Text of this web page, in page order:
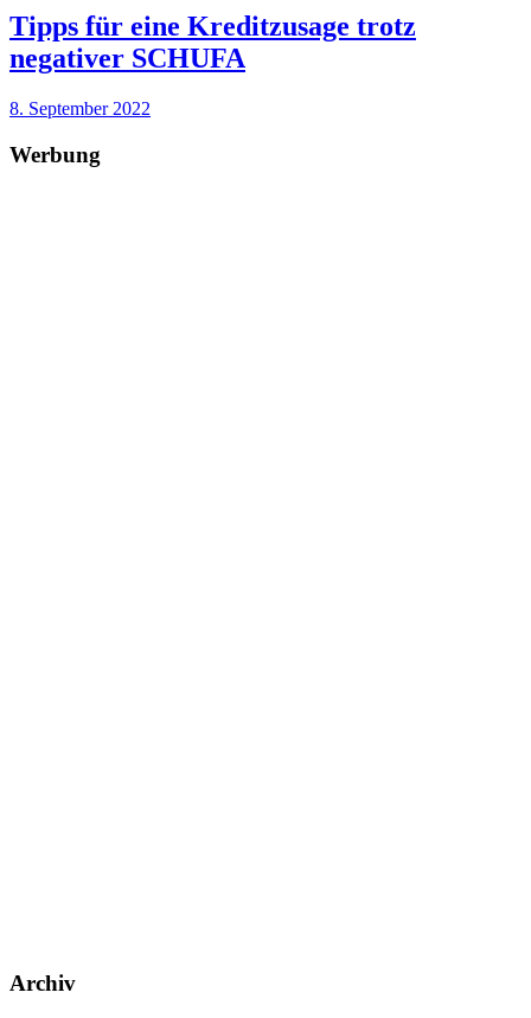
Tipps für eine Kreditzusage trotz
negativer SCHUFA
8. September 2022
Werbung
Archiv